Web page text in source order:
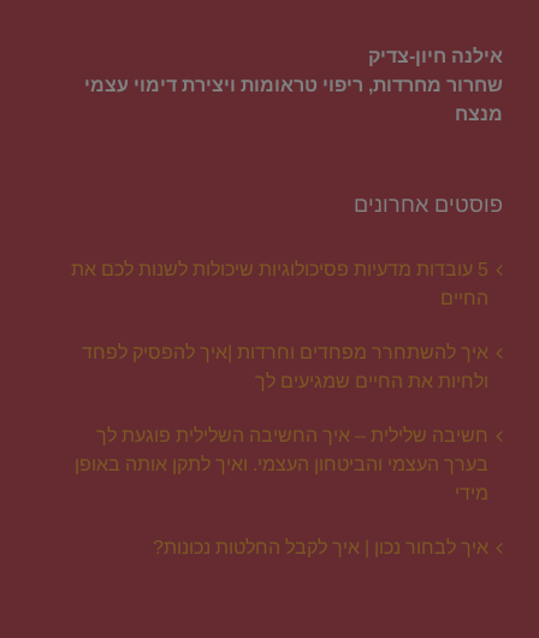
אילנה חיון-צדיק
שחרור מחרדות, ריפוי טראומות ויצירת דימוי עצמי
מנצח
פוסטים אחרונים
5 עובדות מדעיות פסיכולוגיות שיכולות לשנות לכם את
החיים
איך להשתחרר מפחדים וחרדות |איך להפסיק לפחד
ולחיות את החיים שמגיעים לך
חשיבה שלילית – איך החשיבה השלילית פוגעת לך
בערך העצמי והביטחון העצמי. ואיך לתקן אותה באופן
מידי
איך לבחור נכון | איך לקבל החלטות נכונות?